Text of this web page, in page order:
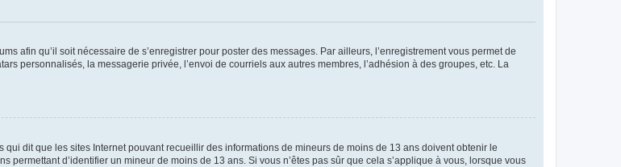
afin qu’il soit nécessaire de s’enregistrer pour poster des messages. Par ailleurs, l’enregistrement vous permet de
personnalisés, la messagerie privée, l’envoi de courriels aux autres membres, l’adhésion à des groupes, etc. La
dit que les sites Internet pouvant recueillir des informations de mineurs de moins de 13 ans doivent obtenir le
d’identifier un mineur de moins de 13 ans. Si vous n’êtes pas sûr que cela s’applique à vous, lorsque vous